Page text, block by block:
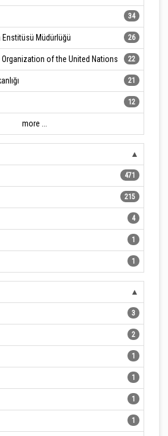
34
Enstitüsü Müdürlüğü 26
of the United Nations 22
21
12
more ...
471
215
4
1
1
3
2
1
1
1
1